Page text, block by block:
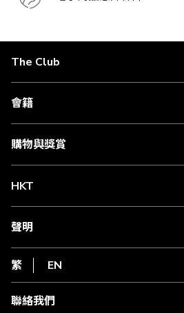
The Club
關於 The Club
合作夥伴
媒體中心
會籍
會籍及專屬禮遇
賺取積分
購物與獎賞
物流與配送
Club Shopping 商品領取站
常見問題
HKT
csl.
1010
HKT
聲明
私隱聲明
使用條款
條款及細則
不歧視及不騷擾聲明
繁 EN
聯絡我們